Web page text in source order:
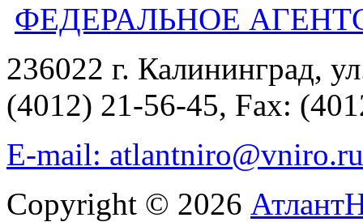
ФЕДЕРАЛЬНОЕ
236022 г. Калининград,
(4012) 21-56-45, Fax:
E-mail: atlantniro@vniro.ru
Copyright © 2026